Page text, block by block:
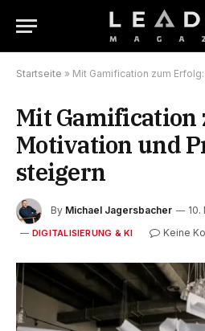
Startseite » Mit Gamification zum Erfolg:
Mit Gamification
Motivation und
steigern
By Michael Jagersbacher 10.
DIGITALISIERUNG & KI Keine